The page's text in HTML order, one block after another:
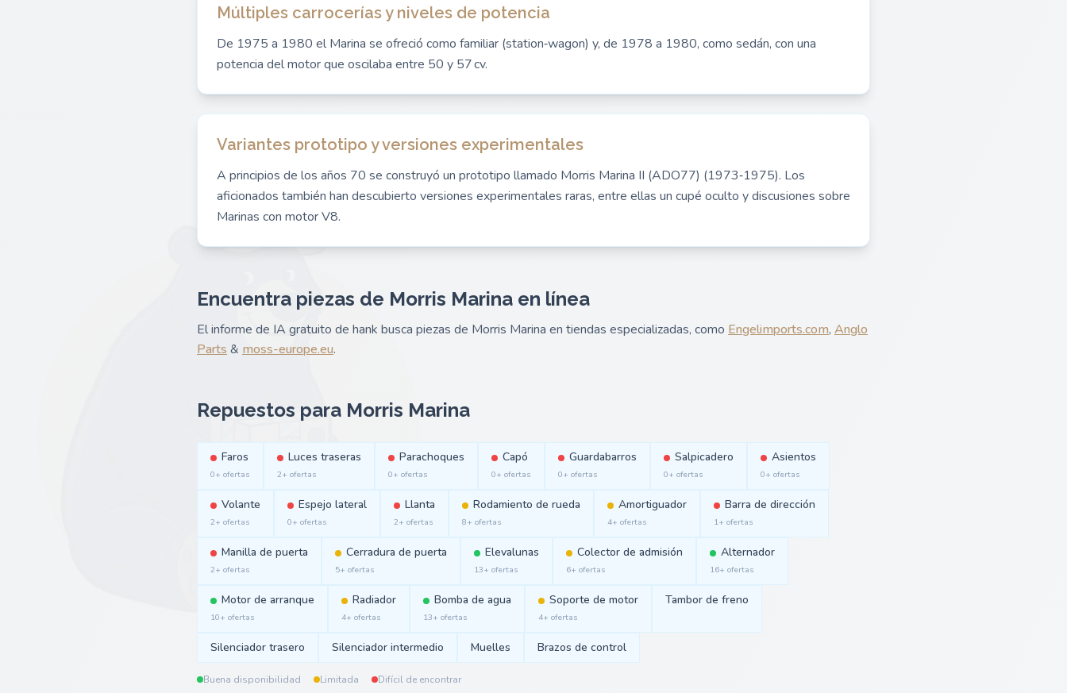
Múltiples carrocerías y niveles de potencia
De 1975 a 1980 el Marina se ofreció como familiar (station‑wagon) y, de 1978 a 1980, como sedán, con una
potencia del motor que oscilaba entre 50 y 57 cv.
Variantes prototipo y versiones experimentales
A principios de los años 70 se construyó un prototipo llamado Morris Marina II (ADO77) (1973‑1975). Los
aficionados también han descubierto versiones experimentales raras, entre ellas un cupé oculto y discusiones sobre
Marinas con motor V8.
Encuentra piezas de Morris Marina en línea
El informe de IA gratuito de hank busca piezas de Morris Marina en tiendas especializadas, como Engelimports.com, Anglo
Parts & moss-europe.eu.
Repuestos para Morris Marina
Faros
0+ ofertas
Luces traseras
2+ ofertas
Parachoques
0+ ofertas
Capó
0+ ofertas
Guardabarros
0+ ofertas
Salpicadero
0+ ofertas
Asientos
0+ ofertas
Volante
2+ ofertas
Espejo lateral
0+ ofertas
Llanta
2+ ofertas
Rodamiento de rueda
8+ ofertas
Amortiguador
4+ ofertas
Barra de dirección
1+ ofertas
Manilla de puerta
2+ ofertas
Cerradura de puerta
5+ ofertas
Elevalunas
13+ ofertas
Colector de admisión
6+ ofertas
Alternador
16+ ofertas
Motor de arranque
10+ ofertas
Radiador
4+ ofertas
Bomba de agua
13+ ofertas
Soporte de motor
4+ ofertas
Tambor de freno
Silenciador trasero Silenciador intermedio Muelles Brazos de control
Buena disponibilidad Limitada Difícil de encontrar